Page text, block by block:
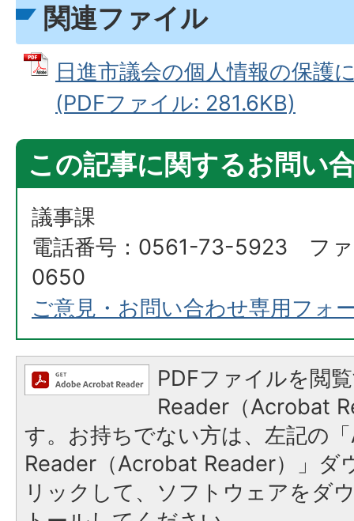
関連ファイル
日進市議会の個人情報の保護
(PDFファイル: 281.6KB)
この記事に関するお問い
議事課
電話番号：0561-73-5923 フ
0650
ご意見・お問い合わせ専用フォ
PDFファイルを閲
Reader（Acrobat
す。お持ちでない方は、左記の
Reader（Acrobat Reader）」ダ
リックして、ソフトウェアをダ